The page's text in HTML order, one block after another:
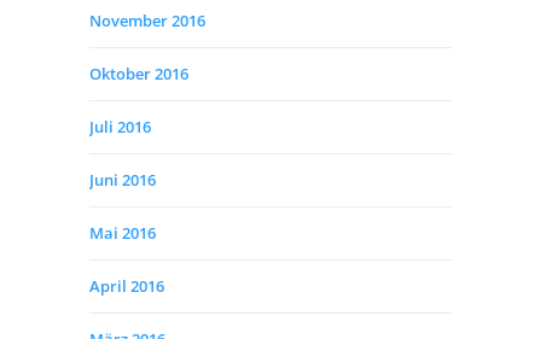
November 2016
Oktober 2016
Juli 2016
Juni 2016
Mai 2016
April 2016